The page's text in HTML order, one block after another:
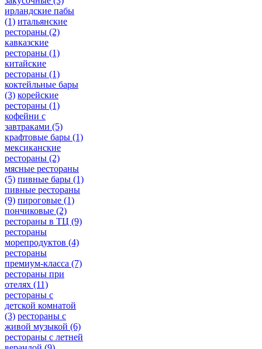
ирландские пабы
(1) итальянские
рестораны (2)
кавказские
рестораны (1)
китайские
рестораны (1)
коктейльные бары
(3) корейские
рестораны (1)
кофейни с
завтраками (5)
крафтовые бары (1)
мексиканские
рестораны (2)
мясные рестораны
(5) пивные бары (1)
пивные рестораны
(9) пироговые (1)
пончиковые (2)
рестораны в ТЦ (9)
рестораны
морепродуктов (4)
рестораны
премиум-класса (7)
рестораны при
отелях (11)
рестораны с
детской комнатой
(3) рестораны с
живой музыкой (6)
рестораны с летней